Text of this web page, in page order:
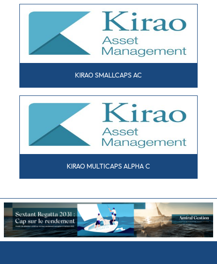
KIRAO SMALLCAPS AC
KIRAO MULTICAPS ALPHA C